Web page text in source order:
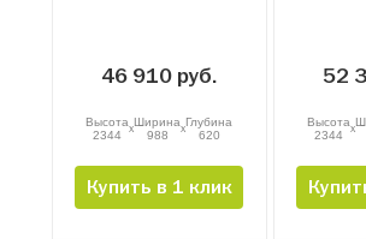
46 910 руб.
Высота
2344
xШирина
988
xГлубина
620
Купить в 1 клик
52
Высота
2344
x